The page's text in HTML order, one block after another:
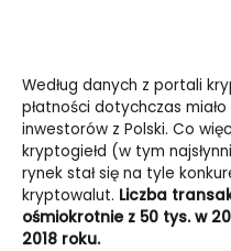
Według danych z portali
płatności dotychczas
inwestorów z Polski. Co
kryptogiełd (w tym
rynek stał się na tyle
kryptowalut. Liczba
ośmiokrotnie z 50 tys. w
2018 roku.